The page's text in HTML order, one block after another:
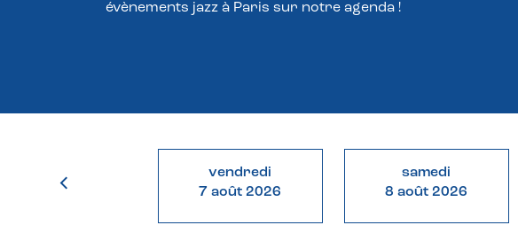
évènements jazz à Paris sur notre agenda !
vendredi
7 août 2026
samedi
8 août 2026